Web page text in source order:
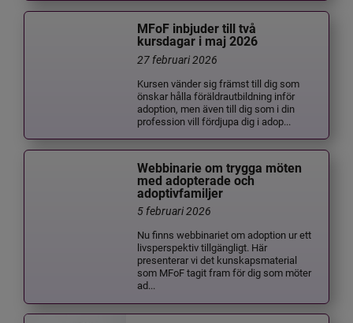
MFoF inbjuder till två
kursdagar i maj 2026
27 februari 2026
Kursen vänder sig främst till dig som
önskar hålla föräldrautbildning inför
adoption, men även till dig som i din
profession vill fördjupa dig i adop...
Webbinarie om trygga möten
med adopterade och
adoptivfamiljer
5 februari 2026
Nu finns webbinariet om adoption ur ett
livsperspektiv tillgängligt. Här
presenterar vi det kunskapsmaterial
som MFoF tagit fram för dig som möter
ad...